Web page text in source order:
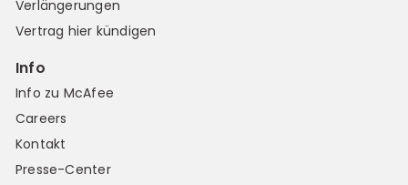
Verlängerungen
Vertrag hier kündigen
Info
Info zu McAfee
Careers
Kontakt
Presse-Center